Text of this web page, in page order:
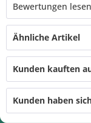
Bewertungen
Ähnliche Artikel
Kunden kauften
Kunden haben